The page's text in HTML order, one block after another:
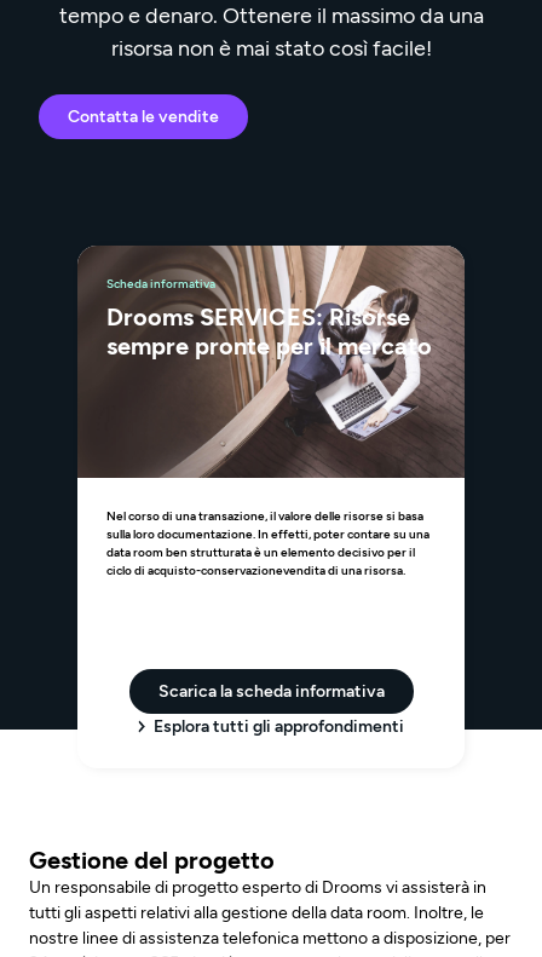
tempo e denaro. Ottenere il massimo da una
risorsa non è mai stato così facile!
Contatta le vendite
Scheda informativa
Drooms SERVICES: Risorse
sempre pronte per il mercato
Nel corso di una transazione, il valore delle risorse si basa
sulla loro documentazione. In effetti, poter contare su una
data room ben strutturata è un elemento decisivo per il
ciclo di acquisto-conservazionevendita di una risorsa.
Scarica la scheda informativa
Esplora tutti gli approfondimenti
Gestione del progetto
Un responsabile di progetto esperto di Drooms vi assisterà in
tutti gli aspetti relativi alla gestione della data room. Inoltre, le
nostre linee di assistenza telefonica mettono a disposizione, per